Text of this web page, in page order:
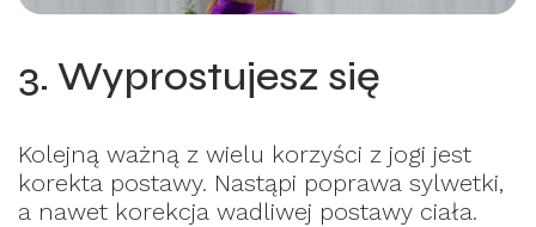
3. Wyprostujesz się
Kolejną ważną z wielu korzyści z jogi jest
korekta postawy. Nastąpi poprawa sylwetki,
a nawet korekcja wadliwej postawy ciała.